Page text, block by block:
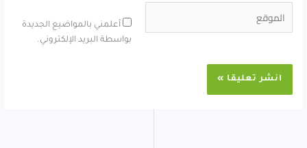
أعلمني بالمواضيع الجديدة
بواسطة البريد الإلكتروني.